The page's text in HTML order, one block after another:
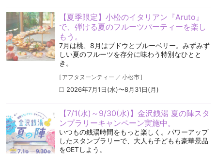
【夏季限定】小松のイタリアン『Aruto』
で、弾ける夏のフルーツパーティーを楽し
もう。
7月は桃、8月はブドウとブルーベリー。みずみず
しい夏のフルーツを存分に味わう特別なひとと
き。
[ アフタヌーンティー ／ 小松市]
2026年7月1日(水)〜8月31日(月)
【7/1(水)～9/30(水)】金沢銭湯 夏の陣スタ
ンプラリーキャンペーン実施中。
いつもの銭湯時間をもっと楽しく。パワーアップ
したスタンプラリーで、大人も子どもも豪華景品
をGETしよう。